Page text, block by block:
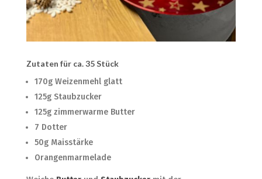
Zutaten für ca. 35 Stück
170g Weizenmehl glatt
125g Staubzucker
125g zimmerwarme Butter
7 Dotter
50g Maisstärke
Orangenmarmelade